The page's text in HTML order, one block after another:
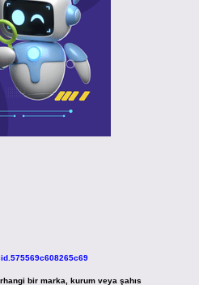
bir marka, kurum veya şahıs